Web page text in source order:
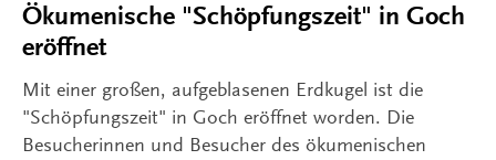
Ökumenische "Schöpfungszeit" in Goch
eröffnet
Mit einer großen, aufgeblasenen Erdkugel ist die
"Schöpfungszeit" in Goch eröffnet worden. Die
Besucherinnen und Besucher des ökumenischen